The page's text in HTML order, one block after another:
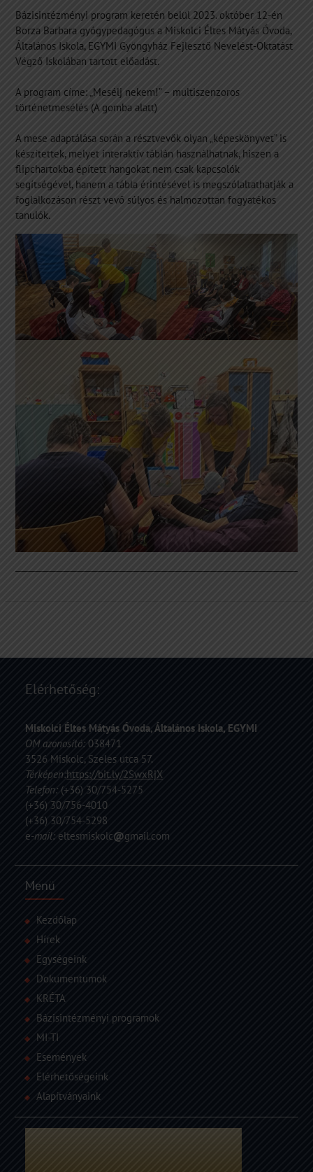
Bázisintézményi program keretén belül 2023. október 12-én
Borza Barbara gyógypedagógus a Miskolci Éltes Mátyás Óvoda,
Általános Iskola, EGYMI Gyöngyház Fejlesztő Nevelést-Oktatást
Végző Iskolában tartott előadást.
A program címe: „Mesélj nekem!” – multiszenzoros
történetmesélés (A gomba alatt)
A mese adaptálása során a résztvevők olyan „képeskönyvet” is
készítettek, melyet interaktív táblán használhatnak, hiszen a
flipchartokba épített hangokat nem csak kapcsolók
segítségével, hanem a tábla érintésével is megszólaltathatják a
foglalkozáson részt vevő súlyos és halmozottan fogyatékos
tanulók.
Elérhetőség:
Miskolci Éltes Mátyás Óvoda, Általános Iskola, EGYMI
OM azonosító: 038471
3526 Miskolc, Szeles utca 57.
Térképen:https://bit.ly/2SwxRjX
Telefon: (+36) 30/754-5275
(+36) 30/756-4010
(+36) 30/754-5298
e-mail: eltesmiskolc@gmail.com
Menü
Kezdőlap
Hírek
Egységeink
Dokumentumok
KRÉTA
Bázisintézményi programok
MI-TI
Események
Elérhetőségeink
Alapítványaink